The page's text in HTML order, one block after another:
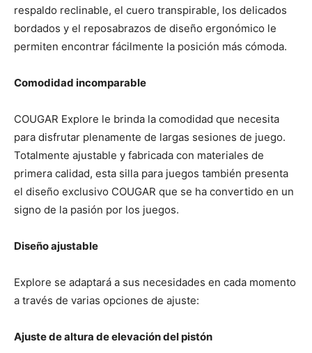
respaldo reclinable, el cuero transpirable, los delicados
bordados y el reposabrazos de diseño ergonómico le
permiten encontrar fácilmente la posición más cómoda.
Comodidad incomparable
COUGAR Explore le brinda la comodidad que necesita
para disfrutar plenamente de largas sesiones de juego.
Totalmente ajustable y fabricada con materiales de
primera calidad, esta silla para juegos también presenta
el diseño exclusivo COUGAR que se ha convertido en un
signo de la pasión por los juegos.
Diseño ajustable
Explore se adaptará a sus necesidades en cada momento
a través de varias opciones de ajuste:
Ajuste de altura de elevación del pistón